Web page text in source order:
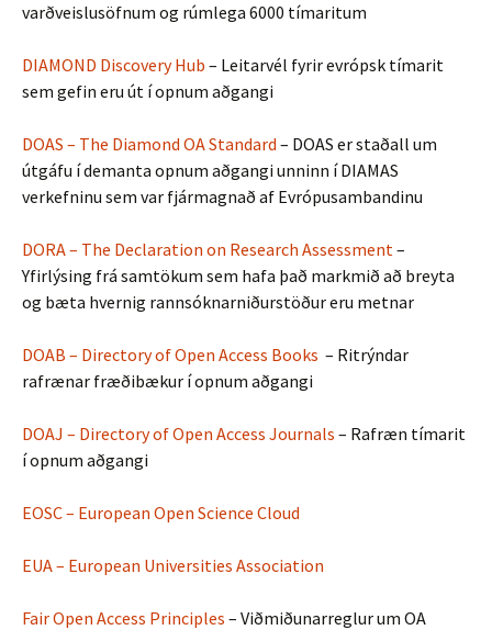
varðveislusöfnum og rúmlega 6000 tímaritum
DIAMOND Discovery Hub – Leitarvél fyrir evrópsk tímarit
sem gefin eru út í opnum aðgangi
DOAS – The Diamond OA Standard – DOAS er staðall um
útgáfu í demanta opnum aðgangi unninn í DIAMAS
verkefninu sem var fjármagnað af Evrópusambandinu
DORA – The Declaration on Research Assessment–
Yfirlýsing frá samtökum sem hafa það markmið að breyta
og bæta hvernig rannsóknarniðurstöður eru metnar
DOAB – Directory of Open Access Books – Ritrýndar
rafrænar fræðibækur í opnum aðgangi
DOAJ – Directory of Open Access Journals – Rafræn tímarit
í opnum aðgangi
EOSC – European Open Science Cloud
EUA – European Universities Association
Fair Open Access Principles – Viðmiðunarreglur um OA